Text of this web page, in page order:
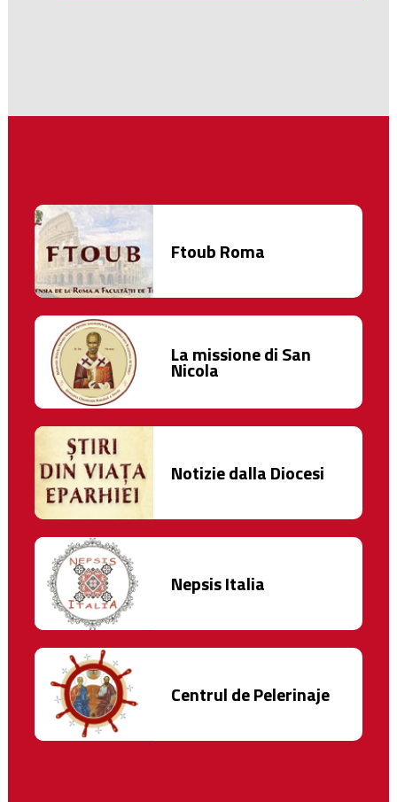
Ftoub Roma
La missione di San
Nicola
Notizie dalla Diocesi
Nepsis Italia
Centrul de Pelerinaje